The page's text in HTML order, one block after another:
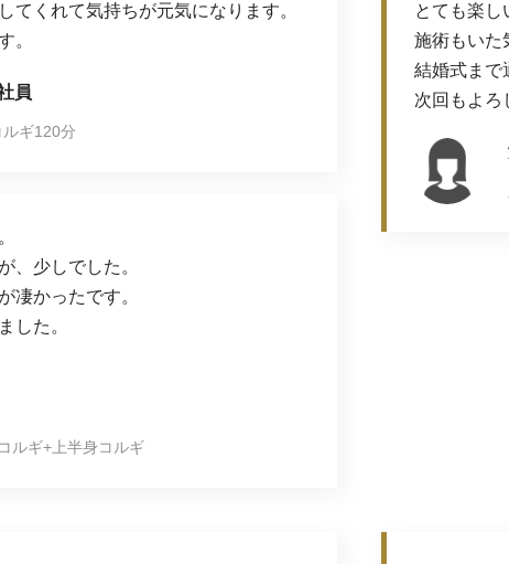
てくれて気持ちが元気になります。
。
員
ギ120分
、少しでした。
凄かったです。
した。
ルギ+上半身コルギ
とても楽
施術もいた
結婚式まで
次回もよろ